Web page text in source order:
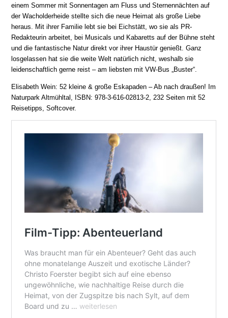
einem Sommer mit Sonnentagen am Fluss und Sternennächten auf
der Wacholderheide stellte sich die neue Heimat als große Liebe
heraus. Mit ihrer Familie lebt sie bei Eichstätt, wo sie als PR-
Redakteurin arbeitet, bei Musicals und Kabaretts auf der Bühne steht
und die fantastische Natur direkt vor ihrer Haustür genießt. Ganz
losgelassen hat sie die weite Welt natürlich nicht, weshalb sie
leidenschaftlich gerne reist – am liebsten mit VW-Bus „Buster“.
Elisabeth Wein: 52 kleine & große Eskapaden – Ab nach draußen! Im
Naturpark Altmühltal, ISBN: 978-3-616-02813-2, 232 Seiten mit 52
Reisetipps, Softcover.